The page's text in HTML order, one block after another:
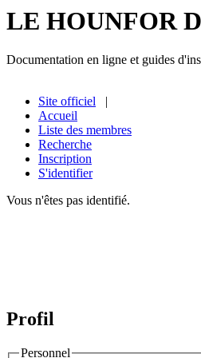
LE HOUNFOR
Documentation en ligne et guides
Site officiel |
Accueil
Liste des membres
Recherche
Inscription
S'identifier
Vous n'êtes pas identifié.
Profil
Personnel